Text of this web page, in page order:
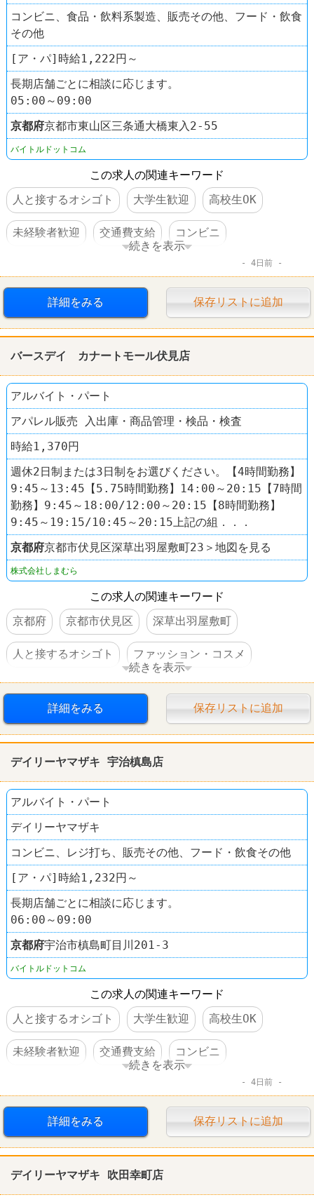
コンビニ、食品・飲料系製造、販売その他、フード・飲食
その他
[ア・パ]時給1,222円～
長期店舗ごとに相談に応じます。
05:00～09:00
京都府京都市東山区三条通大橋東入2-55
バイトルドットコム
この求人の関連キーワード
人と接するオシゴト
大学生歓迎 高校生OK
未経験者歓迎 交通費支給 コンビニ
続きを表示
4日前
詳細をみる 保存リストに追加
バースデイ カナートモール伏見店
アルバイト・パート
アパレル販売 入出庫・商品管理・検品・検査
時給1,370円
週休2日制または3日制をお選びください。【4時間勤務】
9:45～13:45【5.75時間勤務】14:00～20:15【7時間
勤務】9:45～18:00/12:00～20:15【8時間勤務】
9:45～19:15/10:45～20:15上記の組．．．
京都府京都市伏見区深草出羽屋敷町23＞地図を見る
株式会社しまむら
この求人の関連キーワード
京都府
京都市伏見区 深草出羽屋敷町
人と接するオシゴト ファッション・コスメ
ベビー・子供用品 バースデイ
続きを表示
詳細をみる 保存リストに追加
デイリーヤマザキ 宇治槙島店
アルバイト・パート
デイリーヤマザキ
コンビニ、レジ打ち、販売その他、フード・飲食その他
[ア・パ]時給1,232円～
長期店舗ごとに相談に応じます。
06:00～09:00
京都府宇治市槙島町目川201‐3
バイトルドットコム
この求人の関連キーワード
人と接するオシゴト
大学生歓迎 高校生OK
未経験者歓迎 交通費支給 コンビニ
続きを表示
4日前
詳細をみる 保存リストに追加
デイリーヤマザキ 吹田幸町店